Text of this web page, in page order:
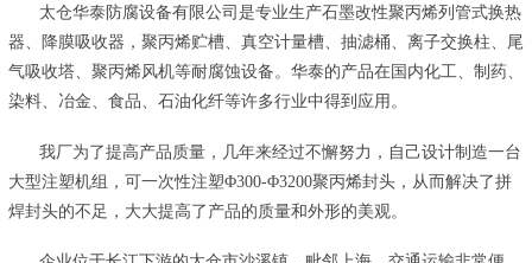
太仓华泰防腐设备有限公司是专业生产石墨改性聚丙烯列管式换热
器、降膜吸收器，聚丙烯贮槽、真空计量槽、抽滤桶、离子交换柱、尾
气吸收塔、聚丙烯风机等耐腐蚀设备。华泰的产品在国内化工、制药、
染料、冶金、食品、石油化纤等许多行业中得到应用。
我厂为了提高产品质量，几年来经过不懈努力，自己设计制造一台
大型注塑机组，可一次性注塑Φ300-Φ3200聚丙烯封头，从而解决了拼
焊封头的不足，大大提高了产品的质量和外形的美观。